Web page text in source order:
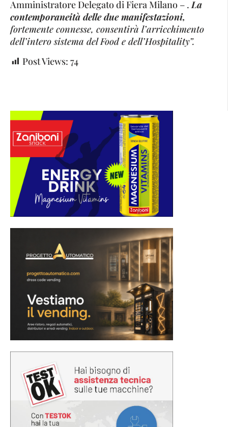
Amministratore Delegato di Fiera Milano – .La
contemporaneità delle due manifestazioni,
fortemente connesse, consentirà l’arricchimento
dell’intero sistema del Food e dell’Hospitality”.
Post Views: 74